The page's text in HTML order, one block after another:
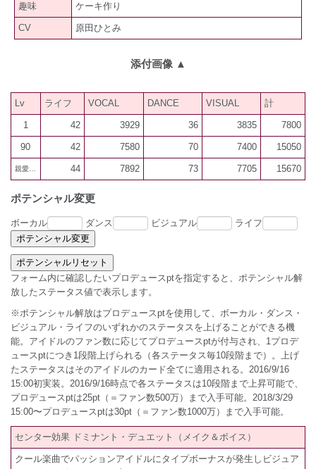
趣味 ケーキ作り
CV 原田ひとみ
添付画像 ▲
Lv ライフ VOCAL DANCE VISUAL 計
1 42 3929 36 3835 7800
90 42 7580 70 7400 15050
親愛600 44 7892 73 7705 15670
ポテンシャル変更
ボーカル ダンス ビジュアル ライフ
フォーム内に確認したいプロデュースptを指定すると、ポテンシャル解
放したステータス値で表示します。
※ポテンシャル解放はプロデュースptを使用して、ボーカル・ダンス・
ビジュアル・ライフのいずれかのステータスを上げることができる機
能。アイドルのファン数に応じてプロデュースptが付与され、1プロデ
ュースptにつき1段階上げられる（各ステータス毎10段階まで）。上げ
たステータスはそのアイドルのカード全てに適用される。2016/9/16
15:00初実装。2016/9/16時点で各ステータスは10段階まで上昇可能で、
プロデュースptは25pt（＝ファン数500万）まで入手可能。2018/3/29
15:00〜プロデュースptは30pt（＝ファン数1000万）まで入手可能。
センター効果 ドミナント・デュエット（メイク＆ボイス）
クール楽曲でパッションアイドルにタイプボーナスが発生しビジュア